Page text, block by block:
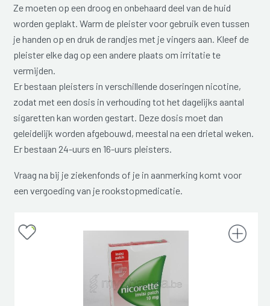
Ze moeten op een droog en onbehaard deel van de huid
worden geplakt. Warm de pleister voor gebruik even tussen
je handen op en druk de randjes met je vingers aan. Kleef de
pleister elke dag op een andere plaats om irritatie te
vermijden.
Er bestaan pleisters in verschillende doseringen nicotine,
zodat met een dosis in verhouding tot het dagelijks aantal
sigaretten kan worden gestart. Deze dosis moet dan
geleidelijk worden afgebouwd, meestal na een drietal weken.
Er bestaan 24-uurs en 16-uurs pleisters.
Vraag na bij je ziekenfonds of je in aanmerking komt voor
een vergoeding van je rookstopmedicatie.